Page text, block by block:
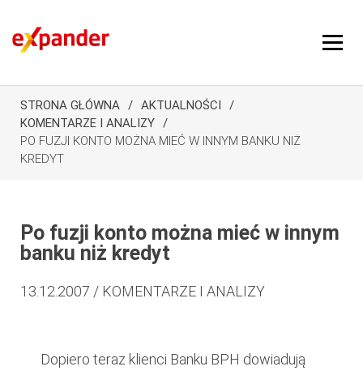
STRONA GŁÓWNA
AKTUALNOŚCI
KOMENTARZE I ANALIZY
PO FUZJI KONTO MOŻNA MIEĆ W INNYM BANKU NIŻ
KREDYT
Po fuzji konto można mieć w innym
banku niż kredyt
13.12.2007 / KOMENTARZE I ANALIZY
Dopiero teraz klienci Banku BPH dowiadują